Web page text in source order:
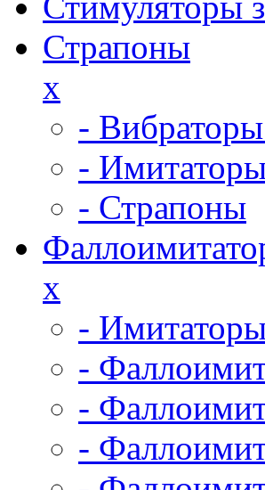
Страпоны
x
-
-
- Страпоны
x
-
-
-
-